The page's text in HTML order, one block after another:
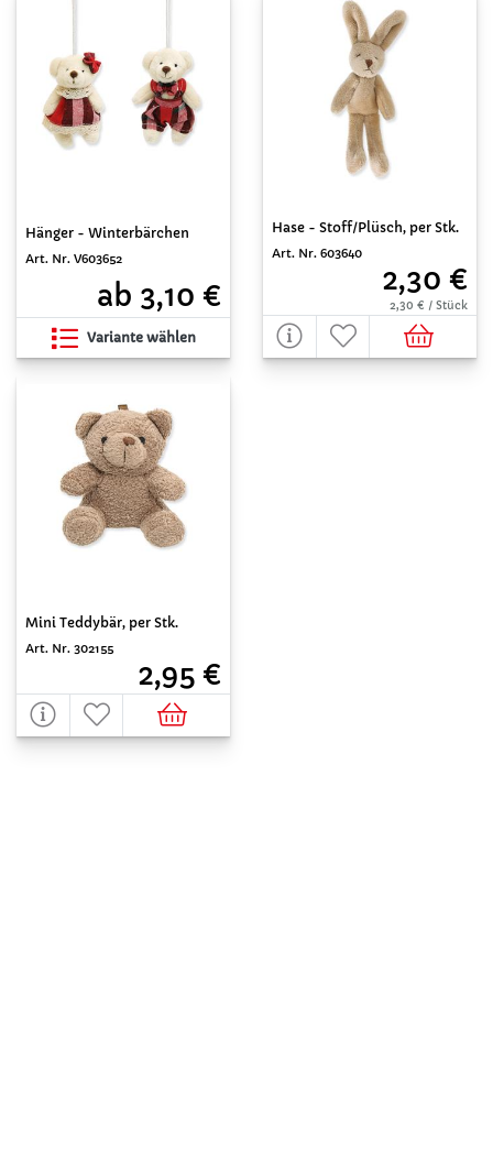
Hänger - Winterbärchen
Art. Nr. V603652
ab 3,10 €
Variante wählen
Hase - Stoff/Plüsch, per Stk.
Art. Nr. 603640
2,30 €
2,30 € / Stück
Mini Teddybär, per Stk.
Art. Nr. 302155
2,95 €